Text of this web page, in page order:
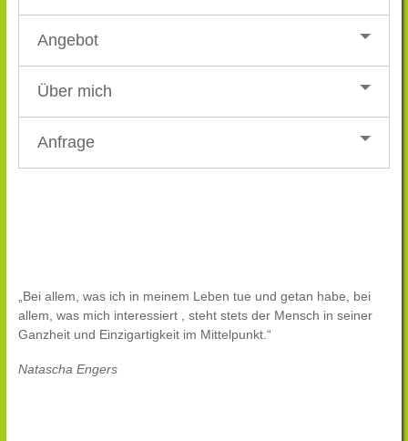
Angebot
Über mich
Anfrage
„Bei allem, was ich in meinem Leben tue und getan habe, bei
allem, was mich interessiert , steht stets der Mensch in seiner
Ganzheit und Einzigartigkeit im Mittelpunkt.“
Natascha Engers